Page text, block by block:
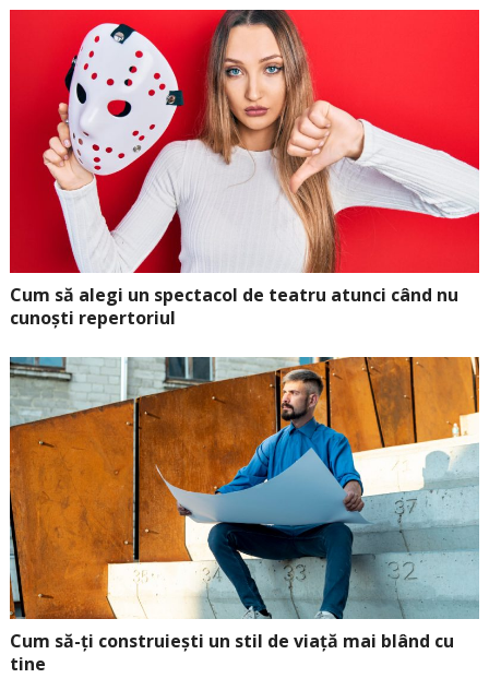
Cum să alegi un spectacol de teatru atunci când nu
cunoști repertoriul
Cum să-ți construiești un stil de viață mai blând cu
tine